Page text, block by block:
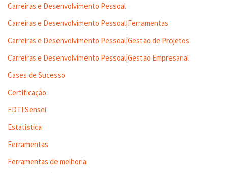
Carreiras e Desenvolvimento Pessoal
Carreiras e Desenvolvimento Pessoal|Ferramentas
Carreiras e Desenvolvimento Pessoal|Gestão de Projetos
Carreiras e Desenvolvimento Pessoal|Gestão Empresarial
Cases de Sucesso
Certificação
EDTI Sensei
Estatistica
Ferramentas
Ferramentas de melhoria